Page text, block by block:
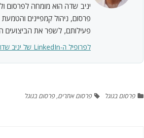
יניב שדה הוא מומחה לפרסום
פרסום, ניהול קמפיינים
פעילותם, לשפר את הביצועים
לפרופיל ה-LinkedIn של יניב שדה
פרסום בגוגל פרסום אתרים,פרסום בגוגל